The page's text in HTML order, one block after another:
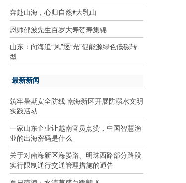
奔赴山海，心归自然#大乳山
恩师邵波先生百岁大寿贺寿集锦
山东：向海追“风”逐“光”促能源绿色低碳转
型
最新新闻
筑牢暑期安全防线 南海新区开展防溺水文明
实践活动
一家山东企业让越南官员点赞，中国智慧渔
业的出海密码是什么
关于对南海新区海晏路、明珠西路部分路段
实行限制通行交通管理措施的通告